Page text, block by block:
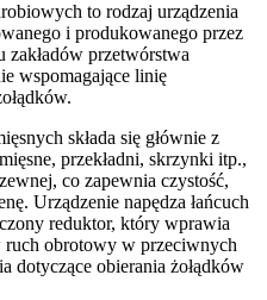
to rodzaj urządzenia
i produkowanego przez
zakładów przetwórstwa
wspomagające linię
składa się głównie z
przekładni, skrzynki itp.,
co zapewnia czystość,
Urządzenie napędza łańcuch
reduktor, który wprawia
ruch obrotowy w przeciwnych
dotyczące obierania żołądków